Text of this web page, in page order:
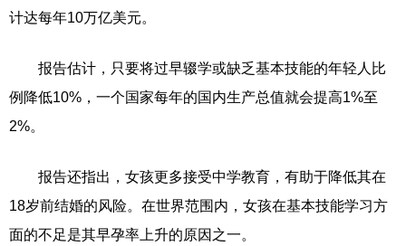
计达每年10万亿美元。
报告估计，只要将过早辍学或缺乏基本技能的年轻人比
例降低10%，一个国家每年的国内生产总值就会提高1%至
2%。
报告还指出，女孩更多接受中学教育，有助于降低其在
18岁前结婚的风险。在世界范围内，女孩在基本技能学习方
面的不足是其早孕率上升的原因之一。